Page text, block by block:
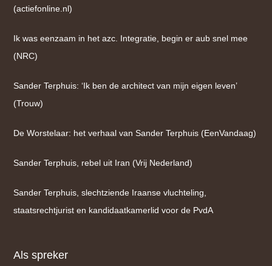
(actiefonline.nl)
Ik was eenzaam in het azc. Integratie, begin er aub snel mee
(NRC)
Sander Terphuis: ‘Ik ben de architect van mijn eigen leven’
(Trouw)
De Worstelaar: het verhaal van Sander Terphuis (EenVandaag)
Sander Terphuis, rebel uit Iran (Vrij Nederland)
Sander Terphuis, slechtziende Iraanse vluchteling,
staatsrechtjurist en kandidaatkamerlid voor de PvdA
Als spreker